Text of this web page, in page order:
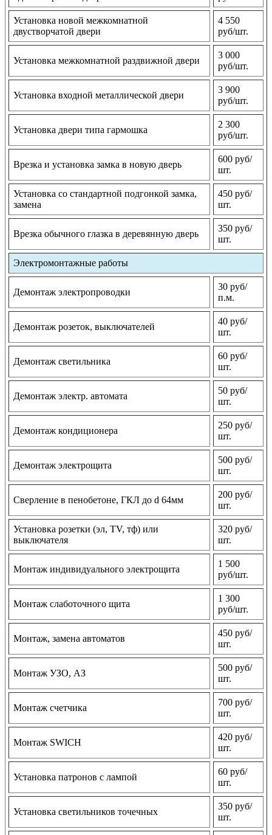
Установка новой межкомнатной
двустворчатой двери
4 550
руб/шт.
Установка межкомнатной раздвижной двери
3 000
руб/шт.
Установка входной металлической двери
3 900
руб/шт.
Установка двери типа гармошка
2 300
руб/шт.
Врезка и установка замка в новую дверь
600 руб/
шт.
Установка со стандартной подгонкой замка,
замена
450 руб/
шт.
Врезка обычного глазка в деревянную дверь
350 руб/
шт.
Электромонтажные работы
Демонтаж электропроводки
30 руб/
п.м.
Демонтаж розеток, выключателей
40 руб/
шт.
Демонтаж светильника
60 руб/
шт.
Демонтаж электр. автомата
50 руб/
шт.
Демонтаж кондиционера
250 руб/
шт.
Демонтаж электрощита
500 руб/
шт.
Сверление в пенобетоне, ГКЛ до d 64мм
200 руб/
шт.
Установка розетки (эл, TV, тф) или
выключателя
320 руб/
шт.
Монтаж индивидуального электрощита
1 500
руб/шт.
Монтаж слаботочного щита
1 300
руб/шт.
Монтаж, замена автоматов
450 руб/
шт.
Монтаж УЗО, АЗ
500 руб/
шт.
Монтаж счетчика
700 руб/
шт.
Монтаж SWICH
420 руб/
шт.
Установка патронов с лампой
60 руб/
шт.
Установка светильников точечных
350 руб/
шт.